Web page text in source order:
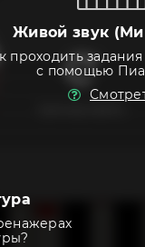
Живой звук
проходить
с помощью